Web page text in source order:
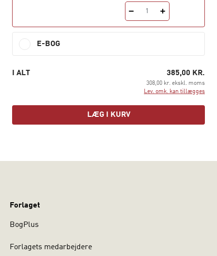
bærer vidnesbyrd om en tid, hvor
køn for manges vedkommende var helt selvfølgeliggjort,
og hvor køn endnu ikke var et udbredt samtaleemne -
men hvori der kan spores en forvarsling om fremtidige
nye indledning reflekterer over betydningen af bogens
analyser i vores tid, en tid, hvor køn er kommet på
1
E-BOG
I ALT 385,00 KR.
308,00 kr. ekskl. moms
Lev. omk. kan tillægges
LÆG I KURV
Forlaget
BogPlus
Forlagets medarbejdere